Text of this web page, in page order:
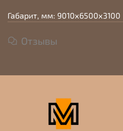
Габарит, мм: 9010х6500х3100
Отзывы